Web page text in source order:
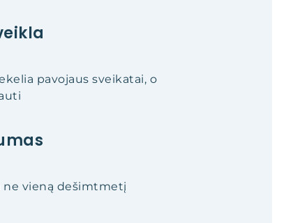
pavojaus sveikatai, o
ne vieną dešimtmetį